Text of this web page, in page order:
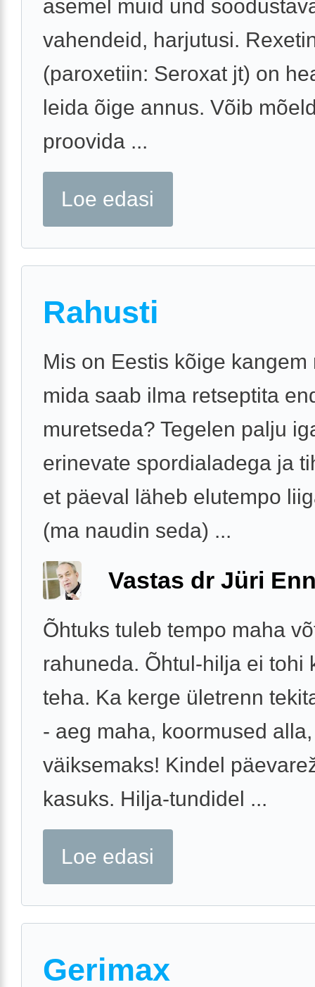
asemel muid und
vahendeid, harjutusi.
(paroxetiin: Seroxat jt) on
leida õige annus. Võib
proovida ...
Loe edasi
Rahusti
Mis on Eestis kõige kangem
mida saab ilma retseptita
muretseda? Tegelen palju
erinevate spordialadega ja
et päeval läheb elutempo
(ma naudin seda) ...
Vastas dr Jüri
Õhtuks tuleb tempo maha
rahuneda. Õhtul-hilja ei tohi
teha. Ka kerge ületrenn
- aeg maha, koormused
väiksemaks! Kindel
kasuks. Hilja-tundidel ...
Loe edasi
Gerimax